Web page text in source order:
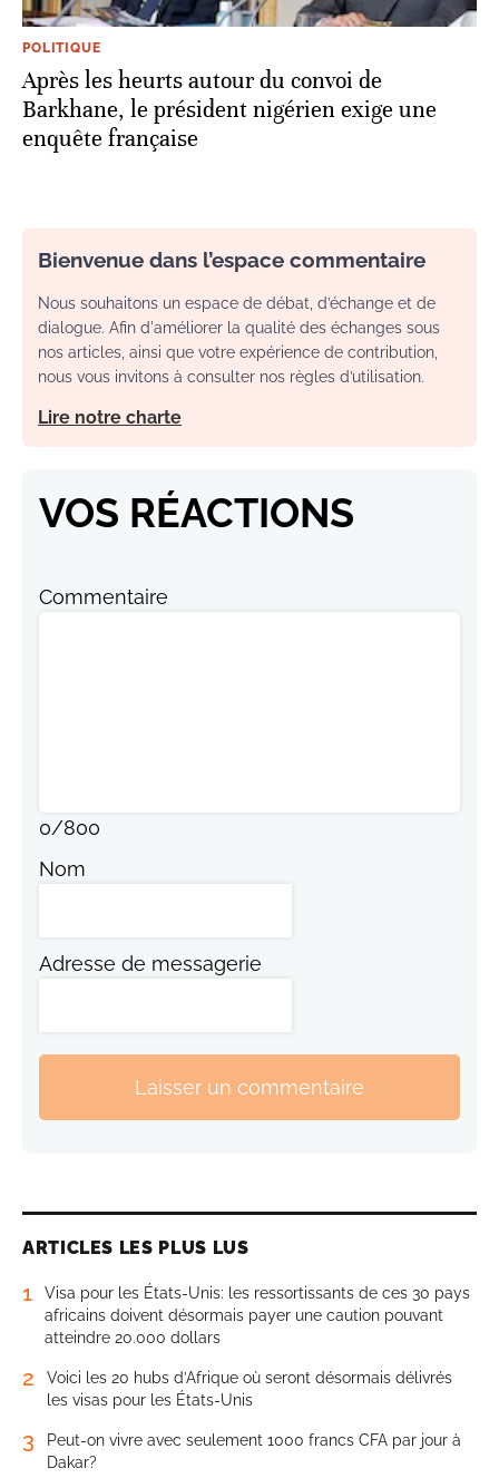
POLITIQUE
Après les heurts autour du convoi de
Barkhane, le président nigérien exige une
enquête française
Bienvenue dans l’espace commentaire
Nous souhaitons un espace de débat, d’échange et de
dialogue. Afin d'améliorer la qualité des échanges sous
nos articles, ainsi que votre expérience de contribution,
nous vous invitons à consulter nos règles d’utilisation.
Lire notre charte
VOS RÉACTIONS
Commentaire
0/800
Nom
Adresse de messagerie
Laisser un commentaire
ARTICLES LES PLUS LUS
1
Visa pour les États-Unis: les ressortissants de ces 30 pays
africains doivent désormais payer une caution pouvant
atteindre 20.000 dollars
2
Voici les 20 hubs d’Afrique où seront désormais délivrés
les visas pour les États-Unis
3
Peut-on vivre avec seulement 1000 francs CFA par jour à
Dakar?